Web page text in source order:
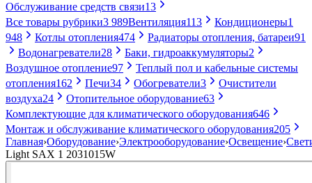
Обслуживание средств связи13
Все товары рубрики3 989Вентиляция113 Кондиционеры1
948
Котлы отопления474 Радиаторы отопления, батареи91
Водонагреватели28 Баки, гидроаккумуляторы2
Воздушное отопление97
Теплый пол и кабельные системы
отопления162 Печи34 Обогреватели3
Очистители
воздуха24 Отопительное оборудование63
Комплектующие для климатического оборудования646
Монтаж и обслуживание климатического оборудования205
Главная›Оборудование›Электрооборудование›Освещение›
Light SAX 1 2031015W